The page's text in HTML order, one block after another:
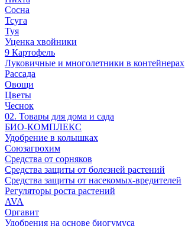
Сосна
Тсуга
Туя
Уценка хвойники
9 Картофель
Луковичные и многолетники в контейнерах
Рассада
Овощи
Цветы
Чеснок
02. Товары для дома и сада
БИО-КОМПЛЕКС
Удобрение в колышках
Союзагрохим
Средства от сорняков
Средства защиты от болезней растений
Средства защиты от насекомых-вредителей
Регуляторы роста растений
AVA
Оргавит
Удобрения на основе биогумуса